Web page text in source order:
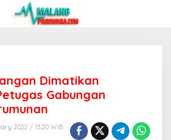
Dimatikan
Gabungan
2022 / 13:20 WIB